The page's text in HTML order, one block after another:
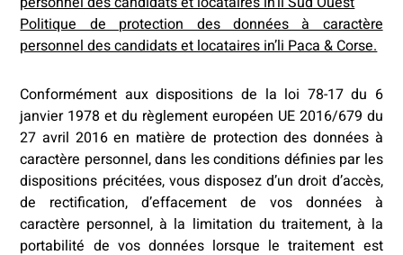
Politique de protection des données à caractère
personnel des candidats et locataires in’li Paca & Corse.
Conformément aux dispositions de la loi 78-17 du 6
janvier 1978 et du règlement européen UE 2016/679 du
27 avril 2016 en matière de protection des données à
caractère personnel, dans les conditions définies par les
dispositions précitées, vous disposez d’un droit d’accès,
de rectification, d’effacement de vos données à
caractère personnel, à la limitation du traitement, à la
portabilité de vos données lorsque le traitement est